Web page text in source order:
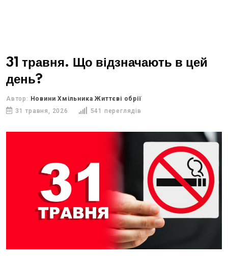
31 травня. Що відзначають в цей
день?
Автор: Новини Хмільника Життєві обрії
31 травня, 2026
541 переглядів